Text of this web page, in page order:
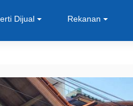
Dijual Rekanan